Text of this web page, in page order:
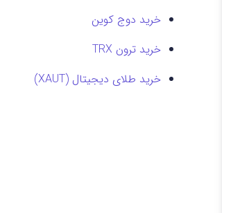
خرید دوج کوین
خرید ترون TRX
خرید طلای دیجیتال (XAUT)